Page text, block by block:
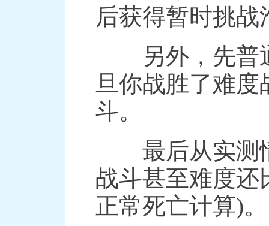
后获得暂时挑
另外，先普通
旦你战胜了难度
斗。
最后从实测情
战斗甚至难度还
正常死亡计算)。